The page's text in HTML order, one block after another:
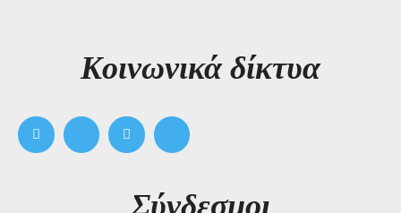
Kοινωνικά δίκτυα
Σύνδεσμοι